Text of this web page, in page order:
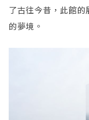
了古往今昔，此館
的夢境。